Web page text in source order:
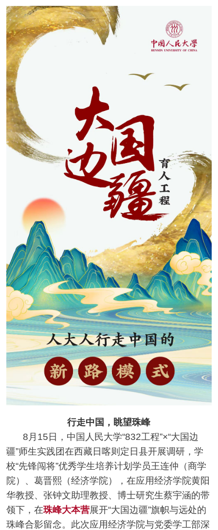
行走中国，眺望珠峰
8月15日，中国人民大学“832工程”×“大国边
疆”师生实践团在西藏日喀则定日县开展调研，学
校“先锋闯将”优秀学生培养计划学员王连仲（商学
院）、葛晋熙（经济学院），在应用经济学院黄阳
华教授、张钟文助理教授、博士研究生蔡宇涵的带
领下，在珠峰大本营展开“大国边疆”旗帜与远处的
珠峰合影留念。此次应用经济学院与党委学工部深